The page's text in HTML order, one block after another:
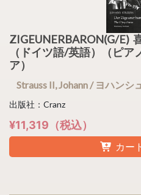
ZIGEUNERBARON(G/E)
（ドイツ語/英語）（ピア
ア）
Strauss II, Johann / ヨハンシ
出版社：Cranz
¥11,319（税込）
カー